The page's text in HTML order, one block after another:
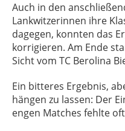
Auch in den
Lankwitzerinnen ihre
dagegen, konnten das
korrigieren. Am Ende
Sicht vom TC Berolina
Ein bitteres Ergebnis,
hängen zu lassen: Der
engen Matches fehlte